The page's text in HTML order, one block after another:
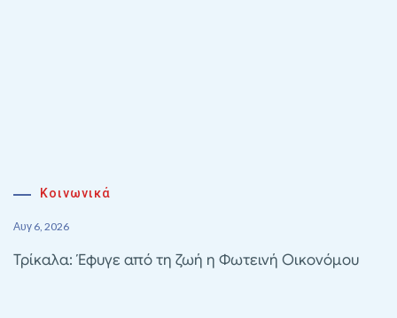
Κοινωνικά
Αυγ 6, 2026
Τρίκαλα: Έφυγε από τη ζωή η Φωτεινή Οικονόμου